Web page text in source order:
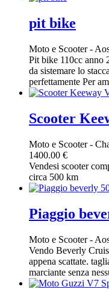
pit bike
Moto e Scooter-
Pit bike 110cc anno
da sistemare lo
perfettamente Per
Scooter
Moto e Scooter-
1400.00 €
Vendesi scooter
circa 500 km
Piaggio
Moto e Scooter-
Vendo Beverly
appena scattate.
marciante senza